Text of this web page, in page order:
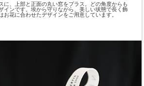
に、上部と正面の丸い窓をプラス。どの角度からも
インです。埃から守りながら、美しい状態で長く飾
お花に合わせたデザインをご用意しています。